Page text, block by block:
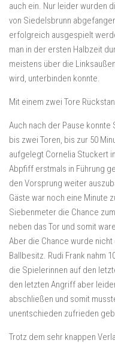
auch ein. Nur leider wurden
von Siedelsbrunn
erfolgreich ausgespielt
man in der ersten Halbzeit
meistens über die
wird, unterbinden konnte.
Mit einem zwei Tore
Auch nach der Pause
bis zwei Toren, bis zur 50
aufgelegt Cornelia Stuckert
Abpfiff erstmals in Führung
den Vorsprung weiter
Gäste war noch eine Minute
Siebenmeter die Chance
neben das Tor und somit
Aber die Chance wurde
Ballbesitz. Rudi Frank nahm
die Spielerinnen auf den
den letzten Angriff aber
abschließen und somit
unentschieden zufrieden
Trotz dem sehr knappen